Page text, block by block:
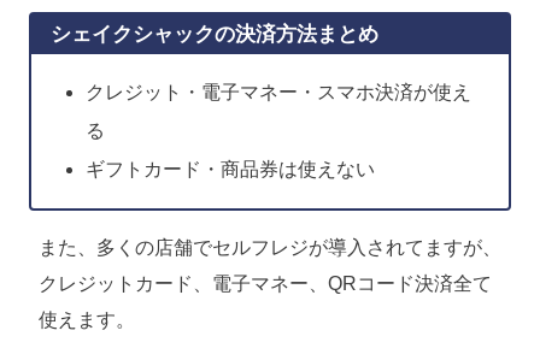
シェイクシャックの決済方法まとめ
クレジット・電子マネー・スマホ決済が使え
る
ギフトカード・商品券は使えない
また、多くの店舗でセルフレジが導入されてますが、
クレジットカード、電子マネー、QRコード決済全て
使えます。